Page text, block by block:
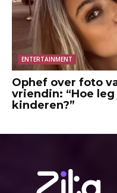
ENTERTAINMENT
Ophef over foto
vriendin: “Hoe
kinderen?”